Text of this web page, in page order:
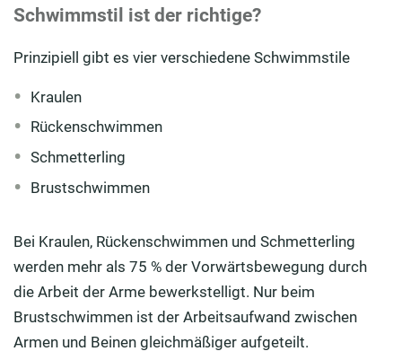
Schwimmstil ist der richtige?
Prinzipiell gibt es vier verschiedene Schwimmstile
Kraulen
Rückenschwimmen
Schmetterling
Brustschwimmen
Bei Kraulen, Rückenschwimmen und Schmetterling
werden mehr als 75 % der Vorwärtsbewegung durch
die Arbeit der Arme bewerkstelligt. Nur beim
Brustschwimmen ist der Arbeitsaufwand zwischen
Armen und Beinen gleichmäßiger aufgeteilt.